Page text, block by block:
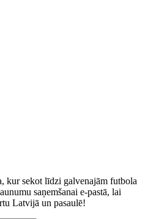
kur sekot līdzi galvenajām futbola
saņemšanai e-pastā, lai
Latvijā un pasaulē!